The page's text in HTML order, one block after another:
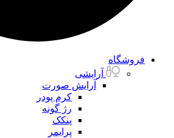
فروشگاه
آرایشی
آرایش صورت
کرم پودر
رژ گونه
پنکک
پرایمر